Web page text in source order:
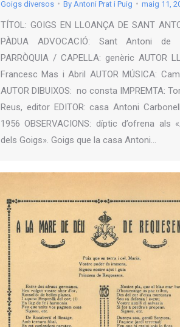
Goigs diversos By Antoni Prat i Puig maig 11,
TÍTOL: GOIGS EN LLOANÇA DE SANT
PÀDUA ADVOCACIÓ: Sant Antoni de
PARRÒQUIA / CAPELLA: genèric AUTOR
Francesc Mas i Abril AUTOR MÚSICA:
AUTOR DIBUIXOS: no consta IMPREMTA:
Reus, editor EDITOR: casa Antoni
1956 OBSERVACIONS: díptic d’ofrena als
dels Goigs». Goigs que la casa Antoni…